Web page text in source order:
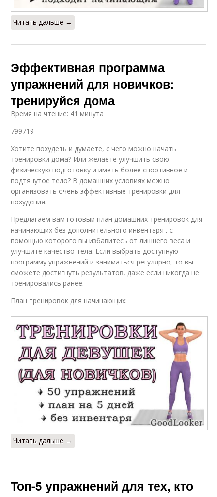
Читать дальше →
Эффективная программа
упражнений для новичков:
тренируйся дома
Время на чтение: 41 минута
799719
Хотите похудеть и думаете, с чего можно начать
тренировки дома? Или желаете улучшить свою
физическую подготовку и иметь более спортивное и
подтянутое тело? В домашних условиях можно
организовать очень эффективные тренировки для
похудения.
Предлагаем вам готовый план домашних тренировок для
начинающих без дополнительного инвентаря , с
помощью которого вы избавитесь от лишнего веса и
улучшите качество тела. Если выбрать доступную
программу упражнений и заниматься регулярно, то вы
сможете достигнуть результатов, даже если никогда не
тренировались ранее.
План тренировок для начинающих:
Читать дальше →
Топ-5 упражнений для тех, кто